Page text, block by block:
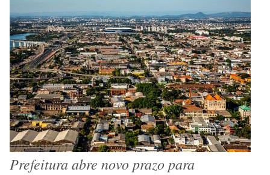
Prefeitura abre novo prazo para